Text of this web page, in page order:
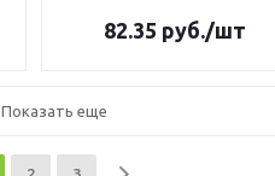
82.35 руб./шт
Показать еще